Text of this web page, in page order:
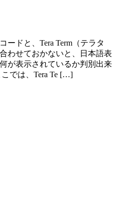
ードと、Tera Term（テラタ
わせておかないと、日本語表
が表示されているか判別出来
では、Tera Te […]